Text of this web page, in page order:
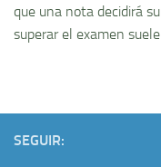
que una nota decidirá
superar el examen
SEGUIR: